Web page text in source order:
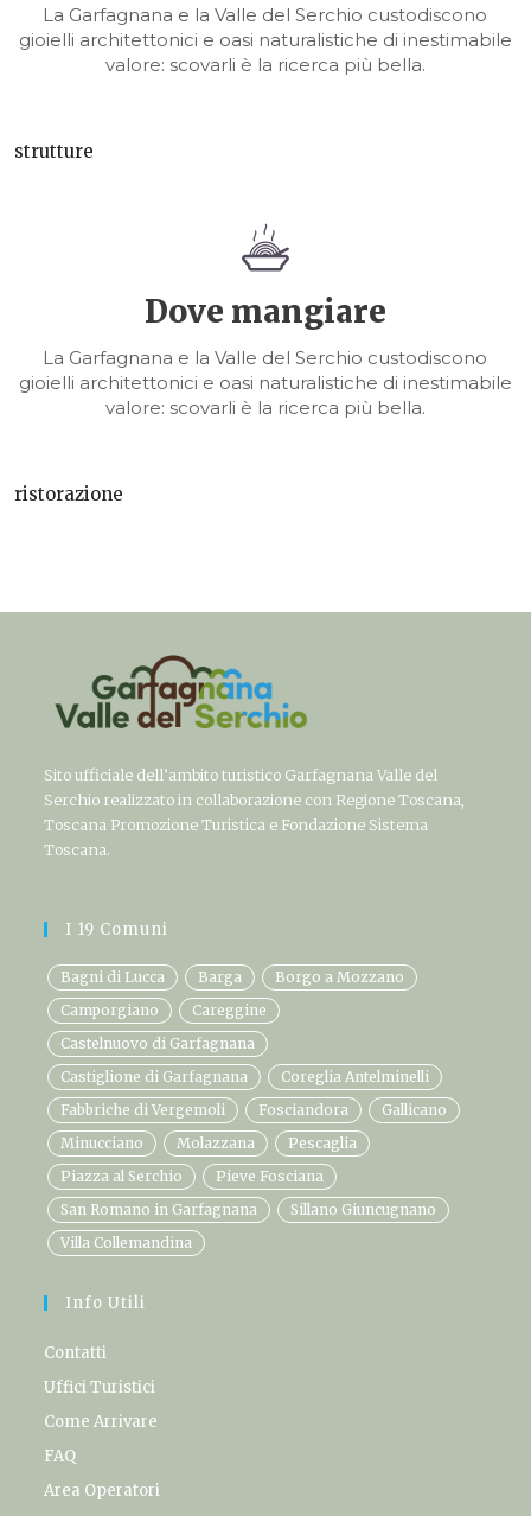
La Garfagnana e la Valle del Serchio custodiscono
gioielli architettonici e oasi naturalistiche di inestimabile
valore: scovarli è la ricerca più bella.
strutture
Dove mangiare
La Garfagnana e la Valle del Serchio custodiscono
gioielli architettonici e oasi naturalistiche di inestimabile
valore: scovarli è la ricerca più bella.
ristorazione
Sito ufficiale dell’ambito turistico Garfagnana Valle del
Serchio realizzato in collaborazione con Regione Toscana,
Toscana Promozione Turistica e Fondazione Sistema
Toscana.
I 19 Comuni
Bagni di Lucca Barga
Borgo a Mozzano
Camporgiano
Careggine
Castelnuovo di Garfagnana
Castiglione di Garfagnana
Coreglia Antelminelli
Fabbriche di Vergemoli
Fosciandora
Gallicano
Minucciano
Molazzana
Pescaglia
Piazza al Serchio
Pieve Fosciana
San Romano in Garfagnana
Sillano Giuncugnano
Villa Collemandina
Info Utili
Contatti
Uffici Turistici
Come Arrivare
FAQ
Area Operatori